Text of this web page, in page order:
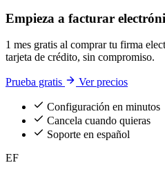
Empieza a facturar
1 mes gratis al comprar tu firma
tarjeta de crédito, sin compromiso.
Prueba gratis Ver precios
Configuración en minutos
Cancela cuando quieras
Soporte en español
EF